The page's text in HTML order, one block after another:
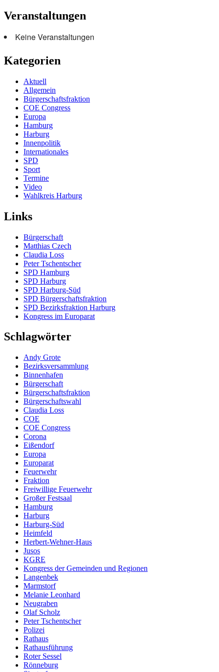
Veranstaltungen
Keine Veranstaltungen
Kategorien
Aktuell
Allgemein
Bürgerschaftsfraktion
COE Congress
Europa
Hamburg
Harburg
Innenpolitik
Internationales
SPD
Sport
Termine
Video
Wahlkreis Harburg
Links
Bürgerschaft
Matthias Czech
Claudia Loss
Peter Tschentscher
SPD Hamburg
SPD Harburg
SPD Harburg-Süd
SPD Bürgerschaftsfraktion
SPD Bezirksfraktion Harburg
Kongress im Europarat
Schlagwörter
Andy Grote
Bezirksversammlung
Binnenhafen
Bürgerschaft
Bürgerschaftsfraktion
Bürgerschaftswahl
Claudia Loss
COE
COE Congress
Corona
Eißendorf
Europa
Europarat
Feuerwehr
Fraktion
Freiwillige Feuerwehr
Großer Festsaal
Hamburg
Harburg
Harburg-Süd
Heimfeld
Herbert-Wehner-Haus
Jusos
KGRE
Kongress der Gemeinden und Regionen
Langenbek
Marmstorf
Melanie Leonhard
Neugraben
Olaf Scholz
Peter Tschentscher
Polizei
Rathaus
Rathausführung
Roter Sessel
Rönneburg